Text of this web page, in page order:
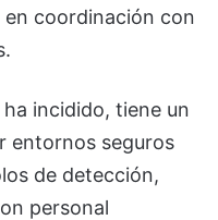
coordinación con
incidido, tiene un
entornos seguros
de detección,
personal